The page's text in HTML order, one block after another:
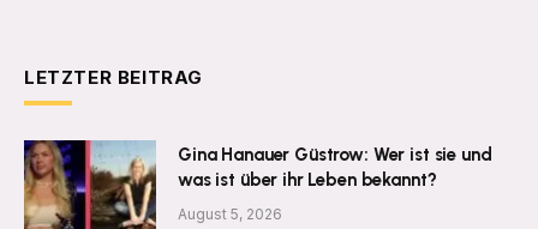
LETZTER BEITRAG
Gina Hanauer Güstrow: Wer ist sie und
was ist über ihr Leben bekannt?
August 5, 2026